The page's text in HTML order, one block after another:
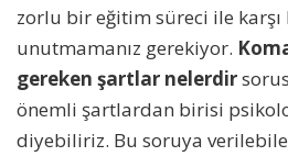
zorlu bir eğitim süreci ile karşı
unutmamanız gerekiyor.
gereken şartlar nelerdir
önemli şartlardan birisi
diyebiliriz. Bu soruya